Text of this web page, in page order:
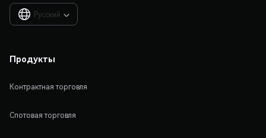
Русский 
Продукты
Контрактная торговля
Спотовая торговля